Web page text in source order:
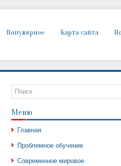
Популярное Карта сайта
Меню
Главная
Проблемное обучение
Современное мировое